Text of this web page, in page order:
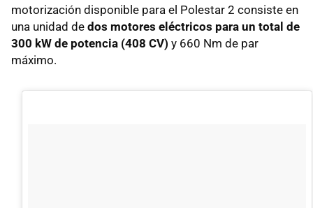
motorización disponible para el Polestar 2 consiste en
una unidad de dos motores eléctricos para un total de
300 kW de potencia (408 CV) y 660 Nm de par
máximo.